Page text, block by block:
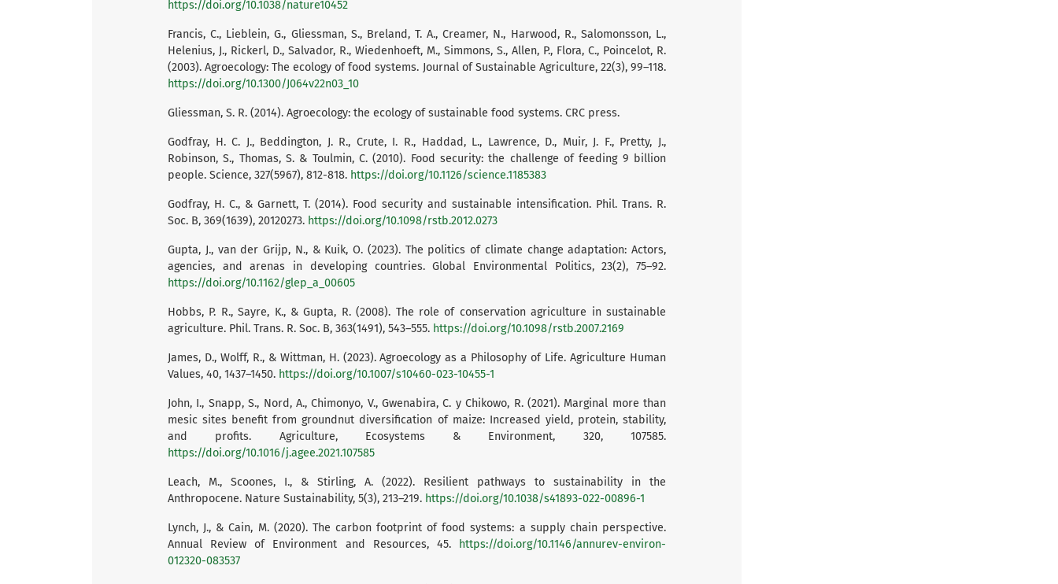
https://doi.org/10.1038/nature10452
Francis, C., Lieblein, G., Gliessman, S., Breland, T. A., Creamer, N., Harwood, R., Salomonsson, L.,
Helenius, J., Rickerl, D., Salvador, R., Wiedenhoeft, M., Simmons, S., Allen, P., Flora, C., Poincelot, R.
(2003). Agroecology: The ecology of food systems. Journal of Sustainable Agriculture, 22(3), 99–118.
https://doi.org/10.1300/J064v22n03_10
Gliessman, S. R. (2014). Agroecology: the ecology of sustainable food systems. CRC press.
Godfray, H. C. J., Beddington, J. R., Crute, I. R., Haddad, L., Lawrence, D., Muir, J. F., Pretty, J.,
Robinson, S., Thomas, S. & Toulmin, C. (2010). Food security: the challenge of feeding 9 billion
people. Science, 327(5967), 812-818. https://doi.org/10.1126/science.1185383
Godfray, H. C., & Garnett, T. (2014). Food security and sustainable intensification. Phil. Trans. R.
Soc. B, 369(1639), 20120273. https://doi.org/10.1098/rstb.2012.0273
Gupta, J., van der Grijp, N., & Kuik, O. (2023). The politics of climate change adaptation: Actors,
agencies, and arenas in developing countries. Global Environmental Politics, 23(2), 75–92.
https://doi.org/10.1162/glep_a_00605
Hobbs, P. R., Sayre, K., & Gupta, R. (2008). The role of conservation agriculture in sustainable
agriculture. Phil. Trans. R. Soc. B, 363(1491), 543–555. https://doi.org/10.1098/rstb.2007.2169
James, D., Wolff, R., & Wittman, H. (2023). Agroecology as a Philosophy of Life. Agriculture Human
Values, 40, 1437–1450. https://doi.org/10.1007/s10460-023-10455-1
John, I., Snapp, S., Nord, A., Chimonyo, V., Gwenabira, C. y Chikowo, R. (2021). Marginal more than
mesic sites benefit from groundnut diversification of maize: Increased yield, protein, stability,
and profits. Agriculture, Ecosystems & Environment, 320, 107585.
https://doi.org/10.1016/j.agee.2021.107585
Leach, M., Scoones, I., & Stirling, A. (2022). Resilient pathways to sustainability in the
Anthropocene. Nature Sustainability, 5(3), 213–219. https://doi.org/10.1038/s41893-022-00896-1
Lynch, J., & Cain, M. (2020). The carbon footprint of food systems: a supply chain perspective.
Annual Review of Environment and Resources, 45.
https://doi.org/10.1146/annurev-environ-
012320-083537